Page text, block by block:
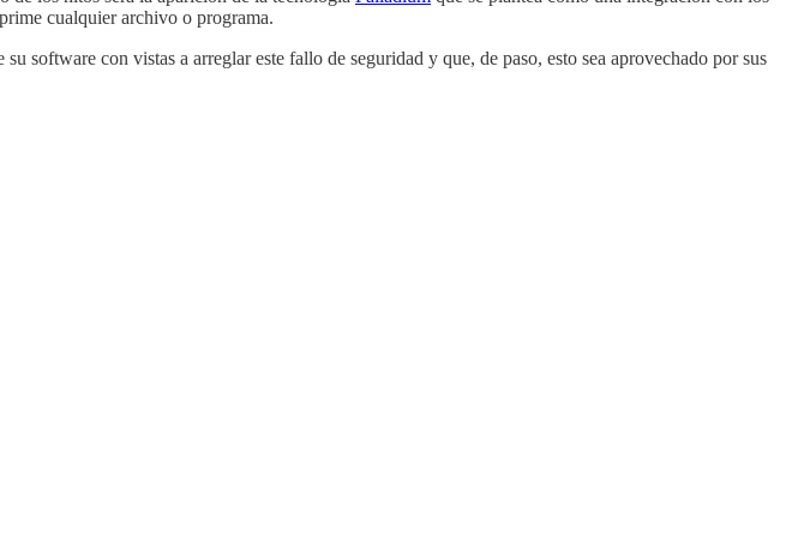
cualquier archivo o programa.
software con vistas a arreglar este fallo de seguridad y que, de paso, esto sea aprovechado por sus